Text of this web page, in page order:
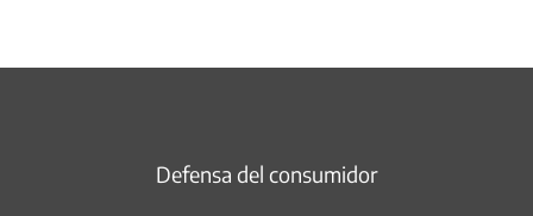
Defensa del consumidor